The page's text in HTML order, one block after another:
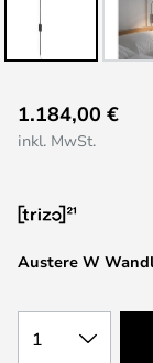
Anfang
der
springen
Austere W
1.184,00 €
inkl. MwSt.
1